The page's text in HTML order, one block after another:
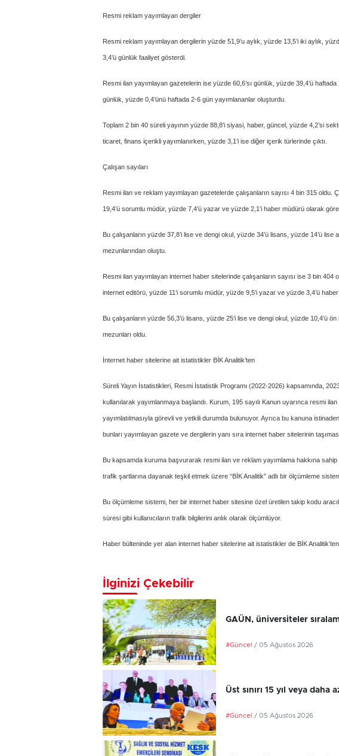
Resmi reklam yayımlayan dergiler
Resmi reklam yayımlayan dergilerin yüzde 51,9’u aylık, yüzde 13,5’i iki aylık,
3,4’ü günlük faaliyet gösterdi.
Resmi ilan yayımlayan gazetelerin ise yüzde 60,6’sı günlük, yüzde 39,4’ü haftada
günlük, yüzde 0,4’ünü haftada 2-6 gün yayımlananlar oluşturdu.
Toplam 2 bin 40 süreli yayının yüzde 88,8’i siyasi, haber, güncel, yüzde 4,2’si
ticaret, finans içerikli yayımlanırken, yüzde 3,1’i ise diğer içerik türlerinde çıktı.
Çalışan sayıları
Resmi ilan ve reklam yayımlayan gazetelerde çalışanların sayısı 4 bin 315 oldu.
19,4’ü sorumlu müdür, yüzde 7,4’ü yazar ve yüzde 2,1’i haber müdürü olarak
Bu çalışanların yüzde 37,8’i lise ve dengi okul, yüzde 34’ü lisans, yüzde 14’ü
mezunlarından oluştu.
Resmi ilan yayımlayan internet haber sitelerinde çalışanların sayısı ise 3 bin
internet editörü, yüzde 11’i sorumlu müdür, yüzde 9,5’i yazar ve yüzde 3,4’ü
Bu çalışanların yüzde 56,3’ü lisans, yüzde 25’i lise ve dengi okul, yüzde 10,4’ü
mezunları oldu.
İnternet haber sitelerine ait istatistikler BİK Analitik’ten
Süreli Yayın İstatistikleri, Resmi İstatistik Programı (2022-2026) kapsamında,
kullanılarak yayımlanmaya başlandı. Kurum, 195 sayılı Kanun uyarınca resmi
yayımlatılmasıyla görevli ve yetkili durumda bulunuyor. Ayrıca bu kanuna
bunları yayımlayan gazete ve dergilerin yanı sıra internet haber sitelerinin
Bu kapsamda kuruma başvurarak resmi ilan ve reklam yayımlama hakkına
trafik şartlarına dayanak teşkil etmek üzere “BİK Analitik” adlı bir ölçümleme
Bu ölçümleme sistemi, her bir internet haber sitesine özel üretilen takip kodu
süresi gibi kullanıcıların trafik bilgilerini anlık olarak ölçümlüyor.
Haber bülteninde yer alan internet haber sitelerine ait istatistikler de BİK
İlginizi Çekebilir
GAÜN, üniversiteler
#Güncel / 05 Ağustos 2026
Üst sınırı 15 yıl veya
#Güncel / 05 Ağustos 2026